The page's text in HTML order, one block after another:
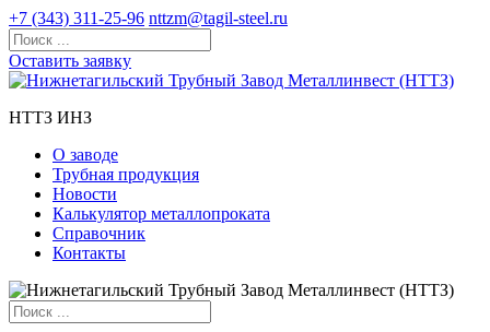
+7 (343) 311-25-96 nttzm@tagil-steel.ru
Оставить заявку
НТТЗ ИНЗ
О заводе
Трубная продукция
Новости
Калькулятор металлопроката
Справочник
Контакты